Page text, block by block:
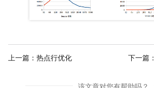
上一篇： 热点行优化 下一篇：
该文章对您有帮助吗？